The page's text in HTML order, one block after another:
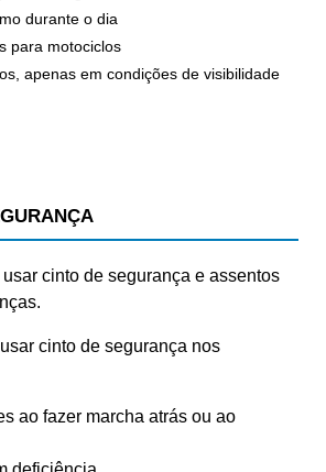
durante o dia
para motociclos
apenas em condições de visibilidade
cinto de segurança e assentos
cinto de segurança nos
ao fazer marcha atrás ou ao